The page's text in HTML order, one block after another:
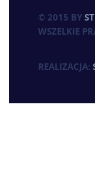
© 2015 BY
WSZELKIE
REALIZACJA: